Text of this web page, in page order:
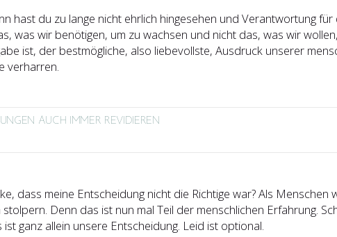
hast du zu lange nicht ehrlich hingesehen und Verantwortung
was wir benötigen, um zu wachsen und nicht das, was wir
ist, der bestmögliche, also liebevollste, Ausdruck unserer
verharren.
AUCH IMMER REVIDIEREN
dass meine Entscheidung nicht die Richtige war? Als
Denn das ist nun mal Teil der menschlichen Erfahrung.
ganz allein unsere Entscheidung. Leid ist optional.